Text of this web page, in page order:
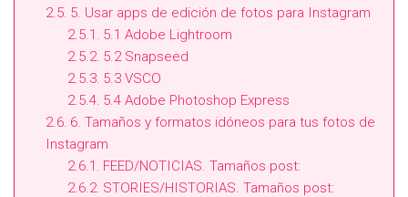
5. Usar apps de edición de fotos para Instagram
5.1 Adobe Lightroom
5.2 Snapseed
5.3 VSCO
5.4 Adobe Photoshop Express
6. Tamaños y formatos idóneos para tus fotos de
Instagram
FEED/NOTICIAS. Tamaños post:
STORIES/HISTORIAS. Tamaños post: